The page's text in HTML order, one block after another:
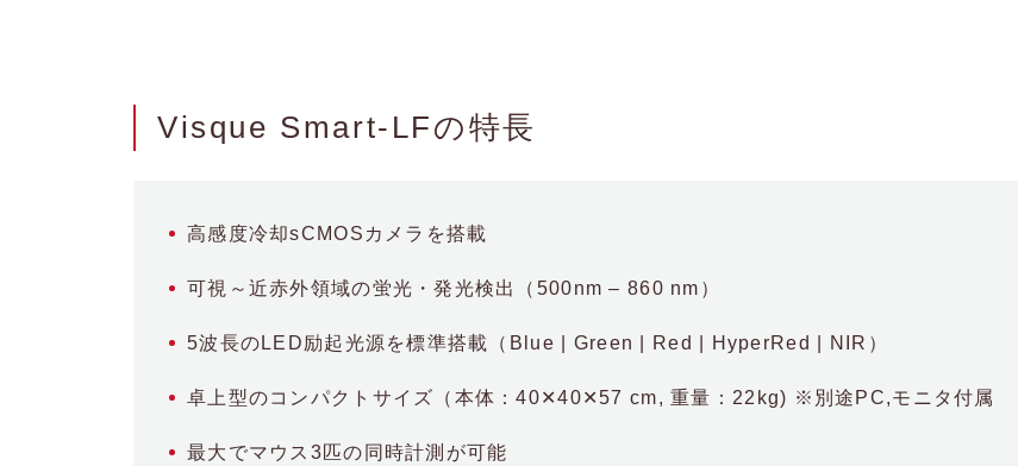
Visque Smart-LFの特長
高感度冷却sCMOSカメラを搭載
可視～近赤外領域の蛍光・発光検出（500nm – 860 nm）
5波長のLED励起光源を標準搭載（Blue | Green | Red | HyperRed | NIR）
卓上型のコンパクトサイズ（本体：40✕40✕57 cm, 重量：22kg) ※別途PC,モニタ付属
最大でマウス3匹の同時計測が可能